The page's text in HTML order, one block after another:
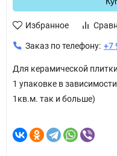
Избранное
Заказ по телефону: +7
Для керамической
1 упаковке в
1кв.м. так и больше)